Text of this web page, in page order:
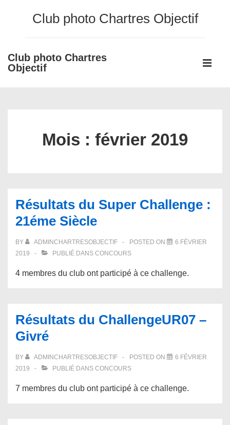
principal
Club photo Chartres Objectif
Club photo Chartres
Objectif
Main
Mois : février 2019
Résultats du Super Challenge :
21éme Siècle
BY ADMINCHARTRESOBJECTIF POSTED ON
6 FÉVRIER
2019
PUBLIÉ DANS CONCOURS
4 membres du club ont participé à ce challenge.
Résultats du ChallengeUR07 –
Givré
BY ADMINCHARTRESOBJECTIF POSTED ON
6 FÉVRIER
2019
PUBLIÉ DANS CONCOURS
7 membres du club ont participé à ce challenge.